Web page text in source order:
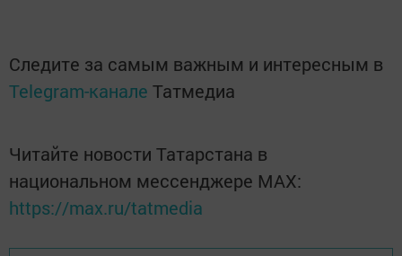
Следите за самым важным и интересным в
Telegram-канале Татмедиа
Читайте новости Татарстана в
национальном мессенджере MАХ:
https://max.ru/tatmedia